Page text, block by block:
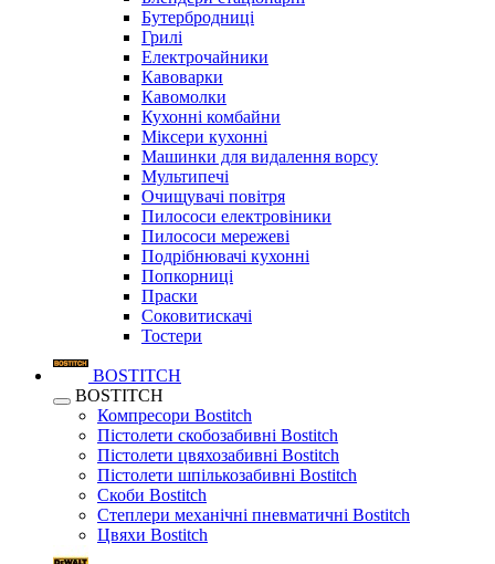
Бутербродниці
Грилі
Електрочайники
Кавоварки
Кавомолки
Кухонні комбайни
Міксери кухонні
Машинки для видалення ворсу
Мультипечі
Очищувачі повітря
Пилососи електровіники
Пилососи мережеві
Подрібнювачі кухонні
Попкорниці
Праски
Соковитискачі
Тостери
BOSTITCH
BOSTITCH
Компресори Bostitch
Пістолети скобозабивні Bostitch
Пістолети цвяхозабивні Bostitch
Пістолети шпількозабивні Bostitch
Скоби Bostitch
Степлери механічні пневматичні Bostitch
Цвяхи Bostitch